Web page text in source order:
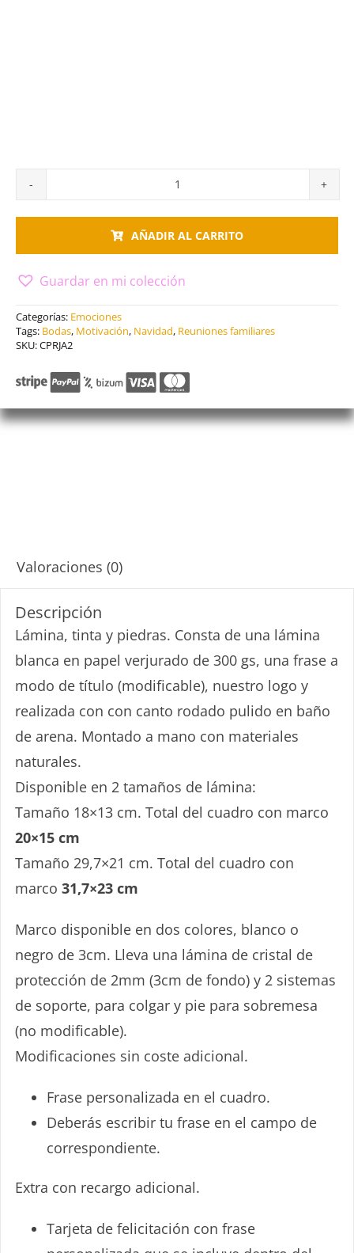
pareja
2
AÑADIR AL CARRITO
Guardar en mi colección
Categorías: Emociones
Tags: Bodas, Motivación, Navidad, Reuniones familiares
SKU:CPRJA2
Valoraciones (0)
Descripción
Lámina, tinta y piedras. Consta de una lámina
blanca en papel verjurado de 300 gs, una frase a
modo de título (modificable), nuestro logo y
realizada con con canto rodado pulido en baño
de arena. Montado a mano con materiales
naturales.
Disponible en 2 tamaños de lámina:
Tamaño 18×13 cm. Total del cuadro con marco
20×15 cm
Tamaño 29,7×21 cm. Total del cuadro con
marco 31,7×23 cm
Marco disponible en dos colores, blanco o
negro de 3cm. Lleva una lámina de cristal de
protección de 2mm (3cm de fondo) y 2 sistemas
de soporte, para colgar y pie para sobremesa
(no modificable).
Modificaciones sin coste adicional.
Frase personalizada en el cuadro.
Deberás escribir tu frase en el campo de
correspondiente.
Extra con recargo adicional.
Tarjeta de felicitación con frase
¡IDEA!
35€/70€/105€